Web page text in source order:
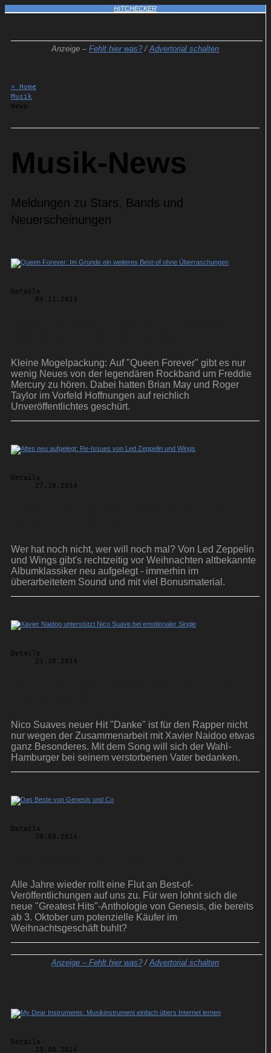
HITCHECKER
Anzeige – Fehlt hier was? /Advertorial schalten
» Home
Musik
News
Musik-News
Meldungen zu Stars, Bands und
Neuerscheinungen
Details
04.11.2014
Kleine Mogelpackung: Auf "Queen Forever" gibt es nur
wenig Neues von der legendären Rockband um Freddie
Mercury zu hören. Dabei hatten Brian May und Roger
Taylor im Vorfeld Hoffnungen auf reichlich
Unveröffentlichtes geschürt.
Details
27.10.2014
Wer hat noch nicht, wer will noch mal? Von Led Zeppelin
und Wings gibt's rechtzeitig vor Weihnachten altbekannte
Albumklassiker neu aufgelegt - immerhin im
überarbeitetem Sound und mit viel Bonusmaterial.
Details
21.10.2014
Nico Suaves neuer Hit "Danke" ist für den Rapper nicht
nur wegen der Zusammenarbeit mit Xavier Naidoo etwas
ganz Besonderes. Mit dem Song will sich der Wahl-
Hamburger bei seinem verstorbenen Vater bedanken.
Details
30.09.2014
Alle Jahre wieder rollt eine Flut an Best-of-
Veröffentlichungen auf uns zu. Für wen lohnt sich die
neue "Greatest Hits"-Anthologie von Genesis, die bereits
ab 3. Oktober um potenzielle Käufer im
Weihnachtsgeschäft buhlt?
Anzeige – Fehlt hier was? /Advertorial schalten
Details
19.08.2014